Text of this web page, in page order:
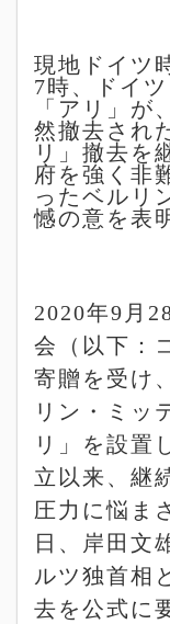
現地ドイツ
7時、ドイ
「アリ」が
然撤去され
リ」撤去を
府を強く非
ったベルリ
憾の意を表
2020年9 月
会（以下：
寄贈を受け
リン・ミッ
リ」を設置
立以来、継
圧力に悩ま
日、岸田文
ルツ独首相
去を公式に